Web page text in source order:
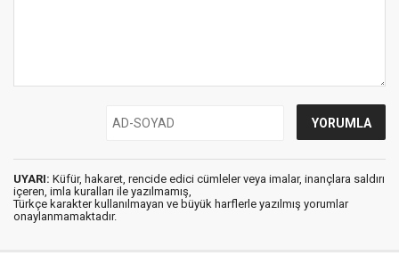
UYARI: Küfür, hakaret, rencide edici cümleler veya imalar, inançlara saldırı
içeren, imla kuralları ile yazılmamış,
Türkçe karakter kullanılmayan ve büyük harflerle yazılmış yorumlar
onaylanmamaktadır.